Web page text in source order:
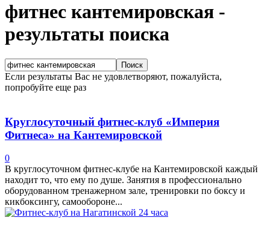
фитнес кантемировская -
результаты поиска
Если результаты Вас не удовлетворяют, пожалуйста,
попробуйте еще раз
Круглосуточный фитнес-клуб «Империя
Фитнеса» на Кантемировской
0
В круглосуточном фитнес-клубе на Кантемировской каждый
находит то, что ему по душе. Занятия в профессионально
оборудованном тренажерном зале, тренировки по боксу и
кикбоксингу, самообороне...